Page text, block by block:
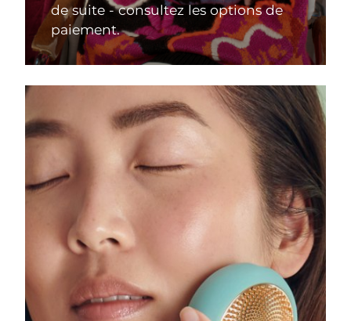
de suite - consultez les options de
paiement.